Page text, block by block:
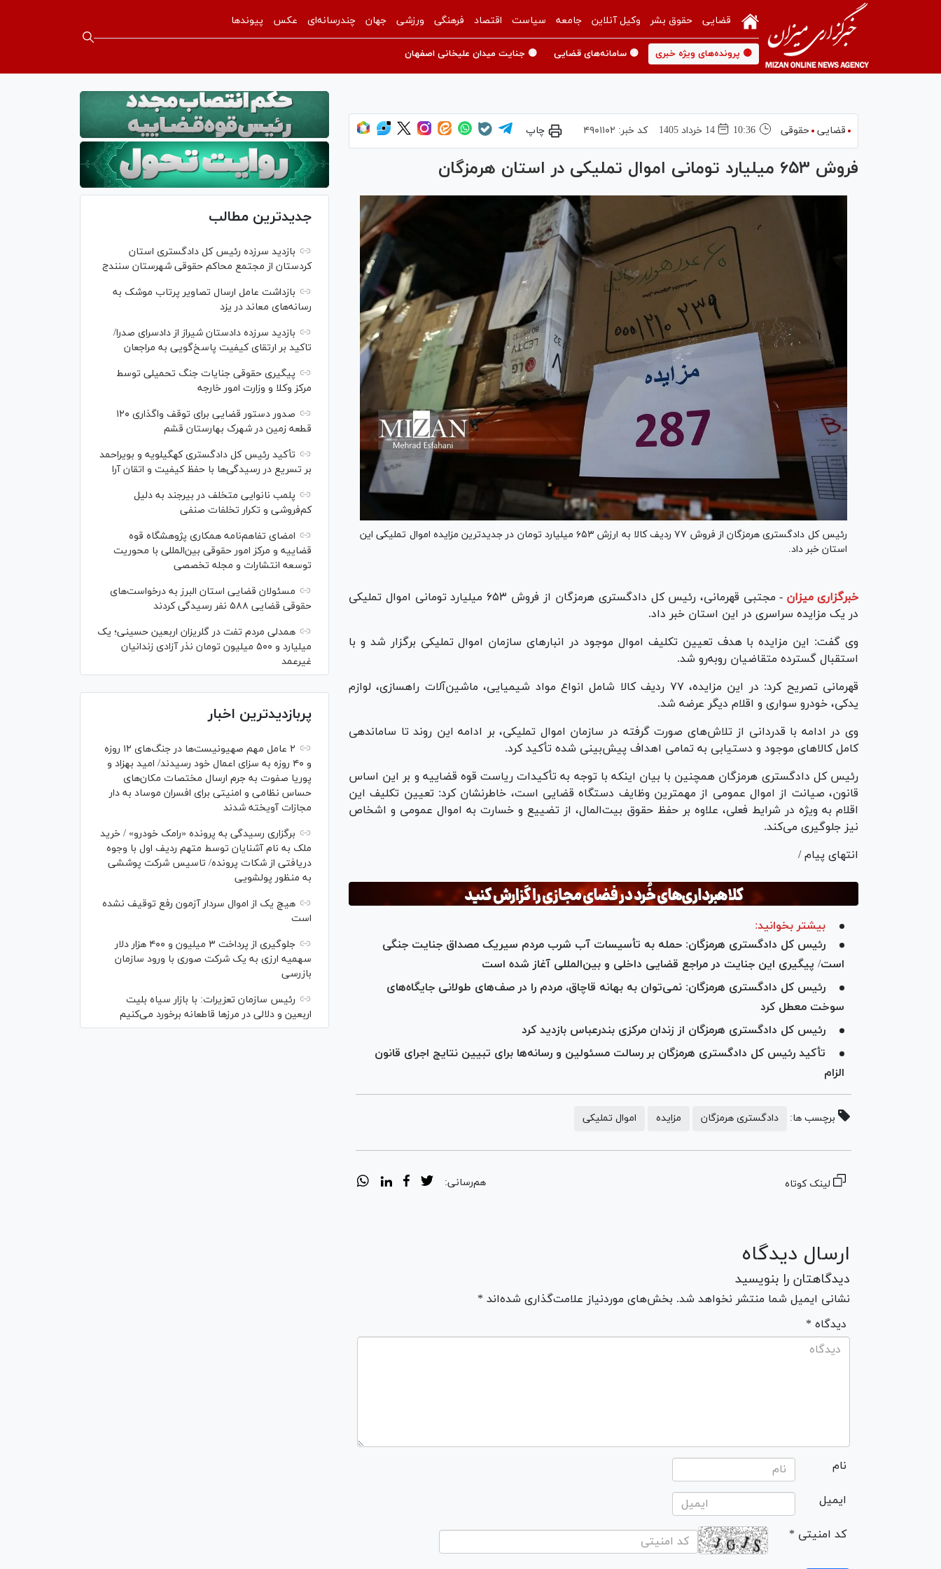
قضایی حقوق بشر وکیل آنلاین جامعه سیاست اقتصاد فرهنگی ورزشی جهان چندرسانه‌ای عکس پیوندها
🟡 پرونده‌های ویژه خبری 🟡 سامانه‌های قضایی 🟡 جنایت میدان علیخانی اصفهان
قضایی حقوقی 10:36 14 خرداد 1405 کد خبر: ۴۹۰۱۱۰۲ چاپ
فروش ۶۵۳ میلیارد تومانی اموال تملیکی در استان هرمزگان
رئیس کل دادگستری هرمزگان از فروش ۷۷ ردیف کالا به ارزش ۶۵۳ میلیارد تومان در جدیدترین مزایده اموال تملیکی این
استان خبر داد.
خبرگزاری میزان -
مجتبی قهرمانی، رئیس کل دادگستری هرمزگان از فروش ۶۵۳ میلیارد تومانی اموال تملیکی
در یک مزایده سراسری در این استان خبر داد.
وی گفت: این مزایده با هدف تعیین تکلیف اموال موجود در انبار‌های سازمان اموال تملیکی برگزار شد و با
استقبال گسترده متقاضیان رو‌به‌رو شد.
قهرمانی تصریح کرد: در این مزایده، ۷۷ ردیف کالا شامل انواع مواد شیمیایی، ماشین‌آلات راهسازی، لوازم
یدکی، خودرو سواری و اقلام دیگر عرضه شد.
وی در ادامه با قدردانی از تلاش‌های صورت گرفته در سازمان اموال تملیکی، بر ادامه این روند تا ساماندهی
کامل کالا‌های موجود و دستیابی به تمامی اهداف پیش‌بینی شده تأکید کرد.
رئیس کل دادگستری هرمزگان همچنین با بیان اینکه با توجه به تأکیدات ریاست قوه قضاییه و بر این اساس
قانون، صیانت از اموال عمومی از مهمترین وظایف دستگاه قضایی است، خاطرنشان کرد: تعیین تکلیف این
اقلام به ویژه در شرایط فعلی، علاوه بر حفظ حقوق بیت‌المال، از تضییع و خسارت به اموال عمومی و اشخاص
نیز جلوگیری می‌کند.
انتهای پیام /
بیشتر بخوانید:
رئیس کل دادگستری هرمزگان: حمله به تأسیسات آب شرب مردم سیریک مصداق جنایت جنگی
است/ پیگیری این جنایت در مراجع قضایی داخلی و بین‌المللی آغاز شده است
رئیس کل دادگستری هرمزگان: نمی‌توان به بهانه قاچاق، مردم را در صف‌های طولانی جایگاه‌های
سوخت معطل کرد
رئیس کل دادگستری هرمزگان از زندان مرکزی بندرعباس بازدید کرد
تأکید رئیس کل دادگستری هرمزگان بر رسالت مسئولین و رسانه‌ها برای تبیین نتایج اجرای قانون
الزام
برچسب ها: دادگستری هرمزگان مزایده اموال تملیکی
لینک کوتاه هم‌رسانی:
ارسال دیدگاه
دیدگاهتان را بنویسید
نشانی ایمیل شما منتشر نخواهد شد. بخش‌های موردنیاز علامت‌گذاری شده‌اند *
* دیدگاه
نام
ایمیل
* کد امنیتی
جدیدترین مطالب
بازدید سرزده رئیس کل دادگستری استان
کردستان از مجتمع محاکم حقوقی شهرستان سنندج
بازداشت عامل ارسال تصاویر پرتاب موشک به
رسانه‌های معاند در یزد
بازدید سرزده دادستان شیراز از دادسرای صدرا/
تاکید بر ارتقای کیفیت پاسخ‌گویی به مراجعان
پیگیری حقوقی جنایات جنگ تحمیلی توسط
مرکز وکلا و وزارت امور خارجه
صدور دستور قضایی برای توقف واگذاری ۱۲۰
قطعه زمین در شهرک بهارستان قشم
تأکید رئیس کل دادگستری کهگیلویه و بویراحمد
بر تسریع در رسیدگی‌ها با حفظ کیفیت و اتقان آرا
پلمب نانوایی متخلف در بیرجند به دلیل
کم‌فروشی و تکرار تخلفات صنفی
امضای تفاهم‌نامه همکاری پژوهشگاه قوه
قضاییه و مرکز امور حقوقی بین‌المللی با محوریت
توسعه انتشارات و مجله تخصصی
مسئولان قضایی استان البرز به درخواست‌های
حقوقی قضایی ۵۸۸ نفر رسیدگی کردند
همدلی مردم تفت در گلریزان اربعین حسینی؛ یک
میلیارد و ۵۰۰ میلیون تومان نذر آزادی زندانیان
غیرعمد
پربازدیدترین اخبار
۲ عامل مهم صهیونیست‌ها در جنگ‌های ۱۲ روزه
و ۴۰ روزه به سزای اعمال خود رسیدند/ امید بهزاد و
پوریا صفوت به جرم ارسال مختصات مکان‌های
حساس نظامی و امنیتی برای افسران موساد به دار
مجازات آویخته شدند
برگزاری رسیدگی به پرونده «رامک خودرو» / خرید
ملک به نام آشنایان توسط متهم ردیف اول با وجوه
دریافتی از شکات پرونده/ تاسیس شرکت پوششی
به منظور پولشویی
هیچ یک از اموال سردار آزمون رفع توقیف نشده
است
جلوگیری از پرداخت ۳ میلیون و ۴۰۰ هزار دلار
سهمیه ارزی به یک شرکت صوری با ورود سازمان
بازرسی
رئیس سازمان تعزیرات: با بازار سیاه بلیت
اربعین و دلالی در مرز‌ها قاطعانه برخورد می‌کنیم